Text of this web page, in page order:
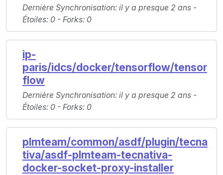
Dernière Synchronisation: il y a presque 2 ans -
Étoiles: 0 - Forks: 0
ip-
paris/idcs/docker/tensorflow/tensor
flow
Dernière Synchronisation: il y a presque 2 ans -
Étoiles: 0 - Forks: 0
plmteam/common/asdf/plugin/tecna
tiva/asdf-plmteam-tecnativa-
docker-socket-proxy-installer